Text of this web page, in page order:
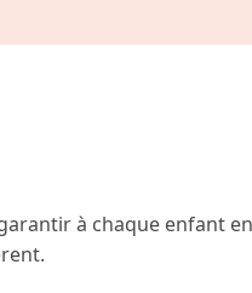
à chaque enfant en